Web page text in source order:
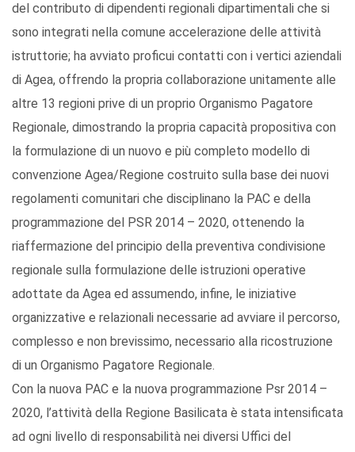
del contributo di dipendenti regionali dipartimentali che si
sono integrati nella comune accelerazione delle attività
istruttorie; ha avviato proficui contatti con i vertici aziendali
di Agea, offrendo la propria collaborazione unitamente alle
altre 13 regioni prive di un proprio Organismo Pagatore
Regionale, dimostrando la propria capacità propositiva con
la formulazione di un nuovo e più completo modello di
convenzione Agea/Regione costruito sulla base dei nuovi
regolamenti comunitari che disciplinano la PAC e della
programmazione del PSR 2014 – 2020, ottenendo la
riaffermazione del principio della preventiva condivisione
regionale sulla formulazione delle istruzioni operative
adottate da Agea ed assumendo, infine, le iniziative
organizzative e relazionali necessarie ad avviare il percorso,
complesso e non brevissimo, necessario alla ricostruzione
di un Organismo Pagatore Regionale.
Con la nuova PAC e la nuova programmazione Psr 2014 –
2020, l’attività della Regione Basilicata è stata intensificata
ad ogni livello di responsabilità nei diversi Uffici del